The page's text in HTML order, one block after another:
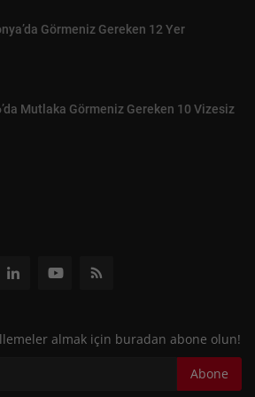
Görmeniz Gereken 12 Yer
Mutlaka Görmeniz Gereken 10 Vizesiz
almak için buradan abone olun!
Abone